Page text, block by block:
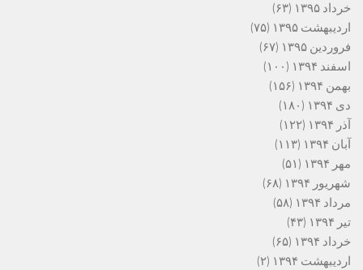
خرداد ۱۳۹۵
(۶۳)
اردیبهشت ۱۳۹۵
(۷۵)
فروردین ۱۳۹۵
(۶۷)
اسفند ۱۳۹۴
(۱۰۰)
بهمن ۱۳۹۴
(۱۵۶)
دی ۱۳۹۴
(۱۸۰)
آذر ۱۳۹۴
(۱۲۲)
آبان ۱۳۹۴
(۱۱۳)
مهر ۱۳۹۴
(۵۱)
شهریور ۱۳۹۴
(۶۸)
مرداد ۱۳۹۴
(۵۸)
تیر ۱۳۹۴
(۴۳)
خرداد ۱۳۹۴
(۶۵)
اردیبهشت ۱۳۹۴
(۲)